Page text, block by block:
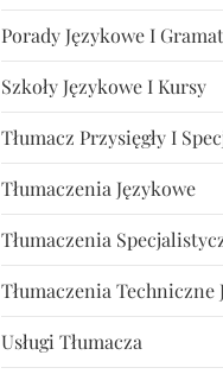
Porady Językowe I
Szkoły Językowe I Kursy
Tłumacz Przysięgły I
Tłumaczenia Językowe
Tłumaczenia
Tłumaczenia Techniczne
Usługi Tłumacza